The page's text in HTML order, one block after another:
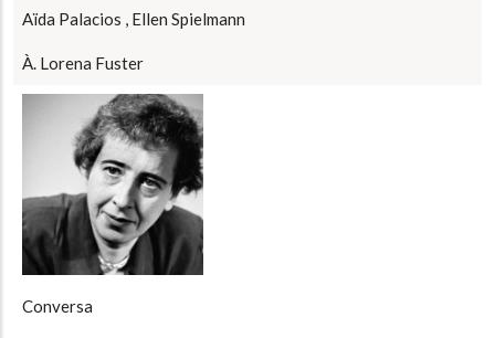
Aïda Palacios , Ellen Spielmann
À. Lorena Fuster
Conversa